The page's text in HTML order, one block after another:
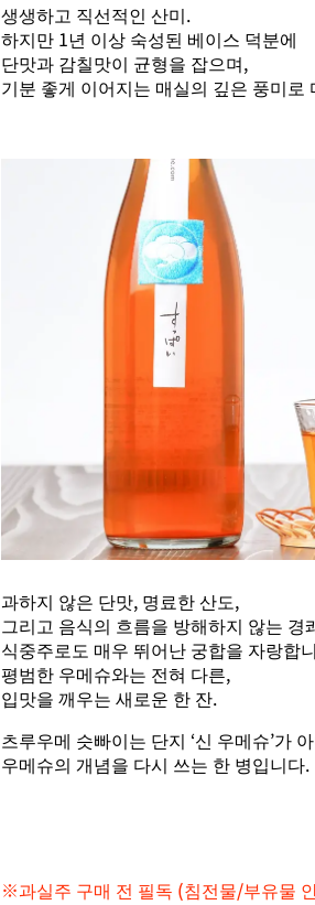
생생하고 직선적인 산미.
하지만 1년 이상 숙성된 베이스 덕분에
단맛과 감칠맛이 균형을 잡으며,
기분 좋게 이어지는 매실의 깊은 풍미로
과하지 않은 단맛, 명료한 산도,
그리고 음식의 흐름을 방해하지 않는 경
식중주로도 매우 뛰어난 궁합을 자랑합
평범한 우메슈와는 전혀 다른,
입맛을 깨우는 새로운 한 잔.
츠루우메 슷빠이는 단지 ‘신 우메슈’가
우메슈의 개념을 다시 쓰는 한 병입니다.
※과실주 구매 전 필독 (침전물/부유물